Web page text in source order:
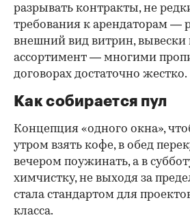
разрывать контракты, не
требования к арендаторам —
внешний вид витрин, вывески
ассортимент — многими
договорах достаточно жестко.
Как собирается пул
Концепция «одного окна»,
утром взять кофе, в обед
вечером поужинать, а в
химчистку, не выходя за
стала стандартом для
класса.